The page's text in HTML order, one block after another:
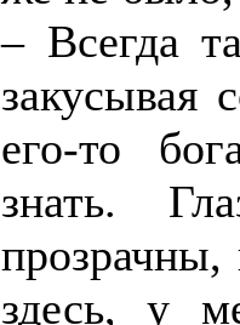
– Всегда
его-то
знать.
здесь, у